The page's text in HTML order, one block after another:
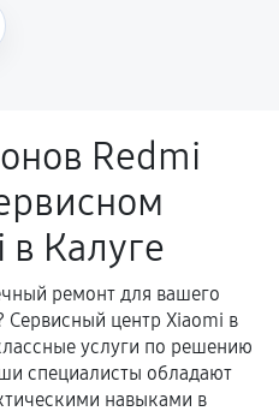
случаем
детали при
в течение
заявленным
Redmi
в Калуге
ремонт для вашего
Сервисный центр Xiaomi в
услуги по решению
специалисты обладают
навыками в